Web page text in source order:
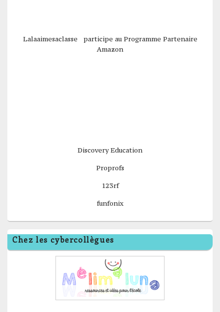
Lalaaimesaclasse participe au Programme Partenaire
Amazon
Discovery Education
Proprofs
123rf
funfonix
Chez les cybercollègues